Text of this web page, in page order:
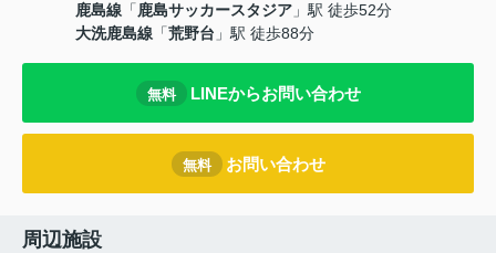
鹿島線 「鹿島サッカースタジア 」駅 徒歩52分
大洗鹿島線 「荒野台 」駅 徒歩88分
無料 LINEからお問い合わせ
無料 お問い合わせ
周辺施設